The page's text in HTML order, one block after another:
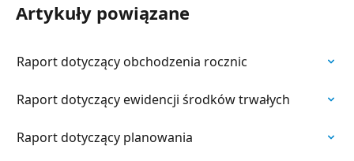
Artykuły powiązane
Raport dotyczący obchodzenia rocznic
Raport dotyczący ewidencji środków trwałych
Raport dotyczący planowania